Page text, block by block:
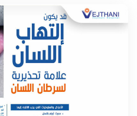
معالجتها إذا اكتشف مؤخراً.
يُظهر أي أعراض له في المراحل
إنتشر فيها المرض إلى أعضاء